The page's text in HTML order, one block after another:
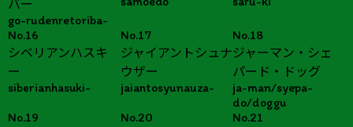
バー
go-rudenretoriba-
No.16
シベリアンハスキ
ー
siberianhasuki-
No.17
ジャイアントシュナ
ウザー
jaiantosyunauza-
No.18
ジャーマン・シェ
パード・ドッグ
ja-man/syepa-
do/doggu
No.19
No.20
No.21